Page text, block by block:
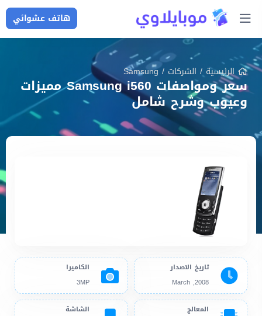
هاتف عشوائي
الرئيسية/ الشركات /
Samsung
سعر ومواصفات Samsung i560 مميزات
وعيوب وشرح شامل
تاريخ الاصدار
2008, March
الكاميرا
3MP
المعالج
الشاشة